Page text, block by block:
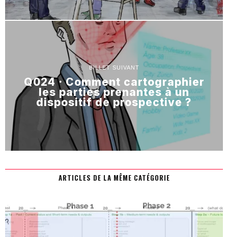
BILLET SUIVANT
Q024 · Comment cartographier
les parties prenantes à un
dispositif de prospective ?
ARTICLES DE LA MÊME CATÉGORIE